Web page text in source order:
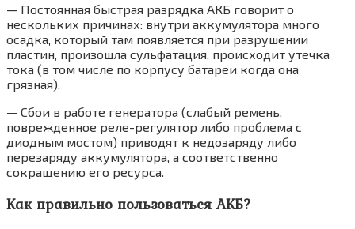
— Постоянная быстрая разрядка АКБ говорит о
нескольких причинах: внутри аккумулятора много
осадка, который там появляется при разрушении
пластин, произошла сульфатация, происходит утечка
тока (в том числе по корпусу батареи когда она
грязная).
— Сбои в работе генератора (слабый ремень,
поврежденное реле-регулятор либо проблема с
диодным мостом) приводят к недозаряду либо
перезаряду аккумулятора, а соответственно
сокращению его ресурса.
Как правильно пользоваться АКБ?